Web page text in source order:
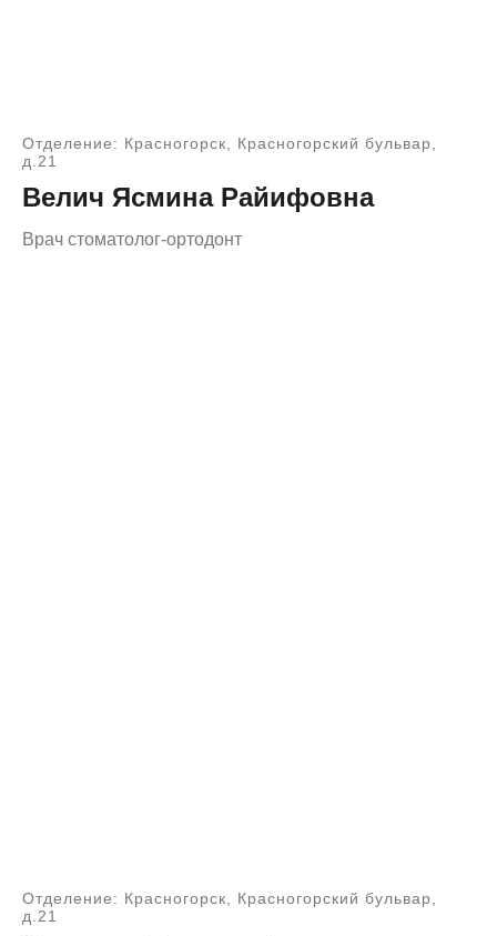
Отделение: Красногорск, Красногорский бульвар,
д.21
Велич Ясмина Райифовна
Врач стоматолог-ортодонт
Отделение: Красногорск, Красногорский бульвар,
д.21